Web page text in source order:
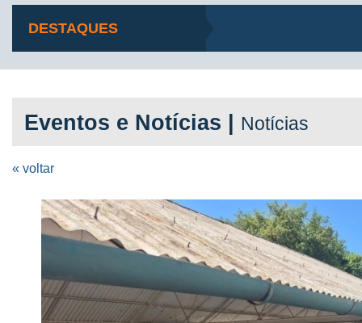
DESTAQUES
Eventos e Notícias | Notícias
« voltar